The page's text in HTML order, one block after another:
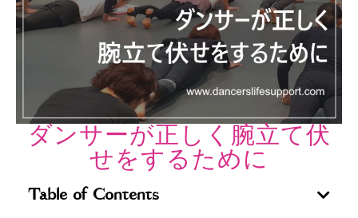
ダンサーが正しく腕立て伏
せをするために
Table of Contents